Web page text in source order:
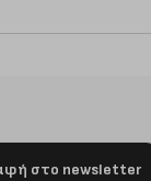
στο newsletter